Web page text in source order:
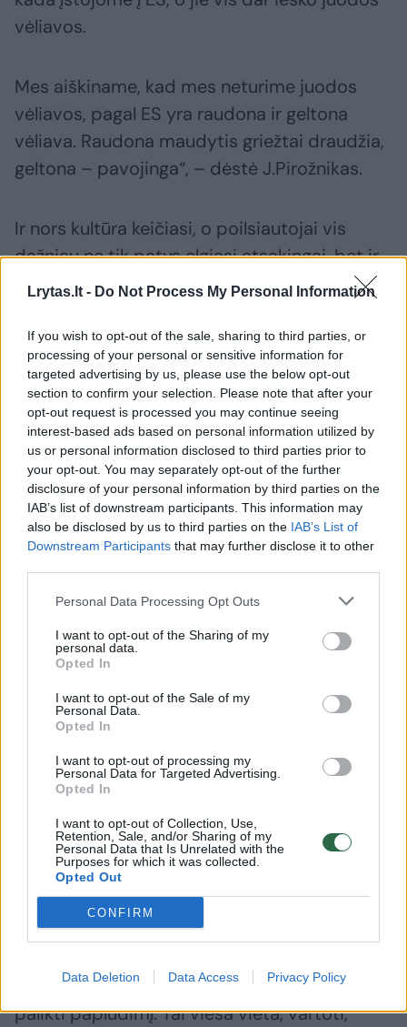
Lrytas.lt - Do Not Process My Personal Information
If you wish to opt-out of the sale, sharing to third parties, or
processing of your personal or sensitive information for
targeted advertising by us, please use the below opt-out
section to confirm your selection. Please note that after your
opt-out request is processed you may continue seeing
interest-based ads based on personal information utilized by
us or personal information disclosed to third parties prior to
your opt-out. You may separately opt-out of the further
disclosure of your personal information by third parties on the
IAB’s list of downstream participants. This information may
also be disclosed by us to third parties on the IAB’s List of
Downstream Participants that may further disclose it to other
Personal Data Processing Opt Outs
I want to opt-out of the Sharing of my
personal data.
Opted In
I want to opt-out of the Sale of my
Personal Data.
Opted In
I want to opt-out of processing my
Personal Data for Targeted Advertising.
Opted In
I want to opt-out of Collection, Use,
Retention, Sale, and/or Sharing of my
Personal Data that Is Unrelated with the
Purposes for which it was collected.
Opted Out
CONFIRM
Data Deletion Data Access Privacy Policy
vėliavos.
Mes aiškiname, kad mes neturime juodos
vėliavos, pagal ES yra raudona ir geltona
vėliava. Raudona maudytis griežtai draudžia,
geltona – pavojinga“, – dėstė J.Pirožnikas.
Ir nors kultūra keičiasi, o poilsiautojai vis
dažniau ne tik patys elgiasi atsakingai, bet ir
kitus paprotina, yra problema, kuri gelbėtojus
Daugiau nuotraukų (7)
Ir nors gyventojų sąmoningumas auga, vis dar atsiranda
tokių, kurie su gelbėtojų keliamomis ir maudynes
pavojingas bangas brendančius šiemet gali būti kiek
sudėtingiau, sako Palangos gelbėtojų vadas Jonas
G.Bitvinsko nuotr.
„Jei ir nėra gelbėtojų, paskambina, pasako,
kad vartoja alkoholį, kad atsiveda gyvūną ne į
tą paplūdimį. Jeigu mums nepavyksta
susitarti su poilsiautoju, kviečiame policiją,
nors to be reikalo ir nedarome. Matome, jei
darome tai. Jei vartojo alkoholį – prašome
palikti paplūdimį. Tai vieša vieta, vartoti,